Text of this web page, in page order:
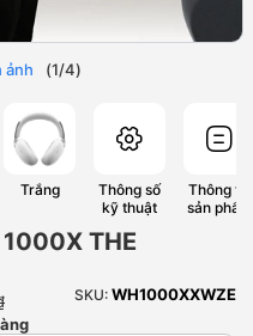
ảnh (1/4)
Trắng
Thông số
kỹ thuật
Thông tin
sản phẩm
THE
SKU: WH1000XXWZE